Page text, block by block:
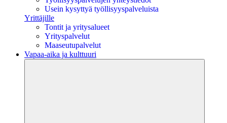
Usein kysyttyä työllisyyspalveluista
Yrittäjille
Tontit ja yritysalueet
Yrityspalvelut
Maaseutupalvelut
Vapaa-aika ja kulttuuri